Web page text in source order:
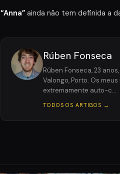
“Anna” ainda não tem definida a
Rúben Fonseca
Rúben Fonseca, 23
Valongo, Porto. Os
extremamente auto-c…
TODOS OS ARTIGOS →